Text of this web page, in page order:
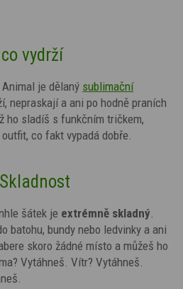
vydrží
je dělaný sublimační
nepraskají a ani po hodně praních
ho sladíš s funkčním tričkem,
co fakt vypadá dobře.
šátek je extrémně skladný
batohu, bundy nebo ledvinky a ani
skoro žádné místo a můžeš ho
Vytáhneš. Vítr? Vytáhneš.